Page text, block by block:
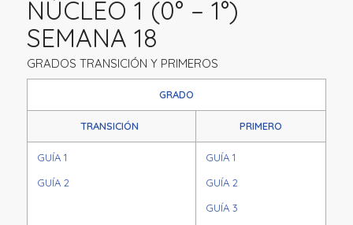
NÚCLEO 1 (0° – 1°)
SEMANA 18
GRADOS TRANSICIÓN Y PRIMEROS
GRADO
TRANSICIÓN PRIMERO
GUÍA 1
GUÍA 2
GUÍA 1
GUÍA 2
GUÍA 3